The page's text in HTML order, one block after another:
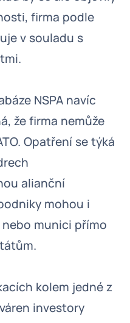
firma podle
v souladu s
NSPA navíc
že firma nemůže
Opatření se týká
alianční
mohou i
munici přímo
kolem jedné z
investory